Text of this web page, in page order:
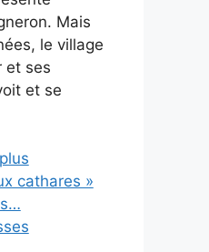
Mais
le village
et ses
et se
cathares »